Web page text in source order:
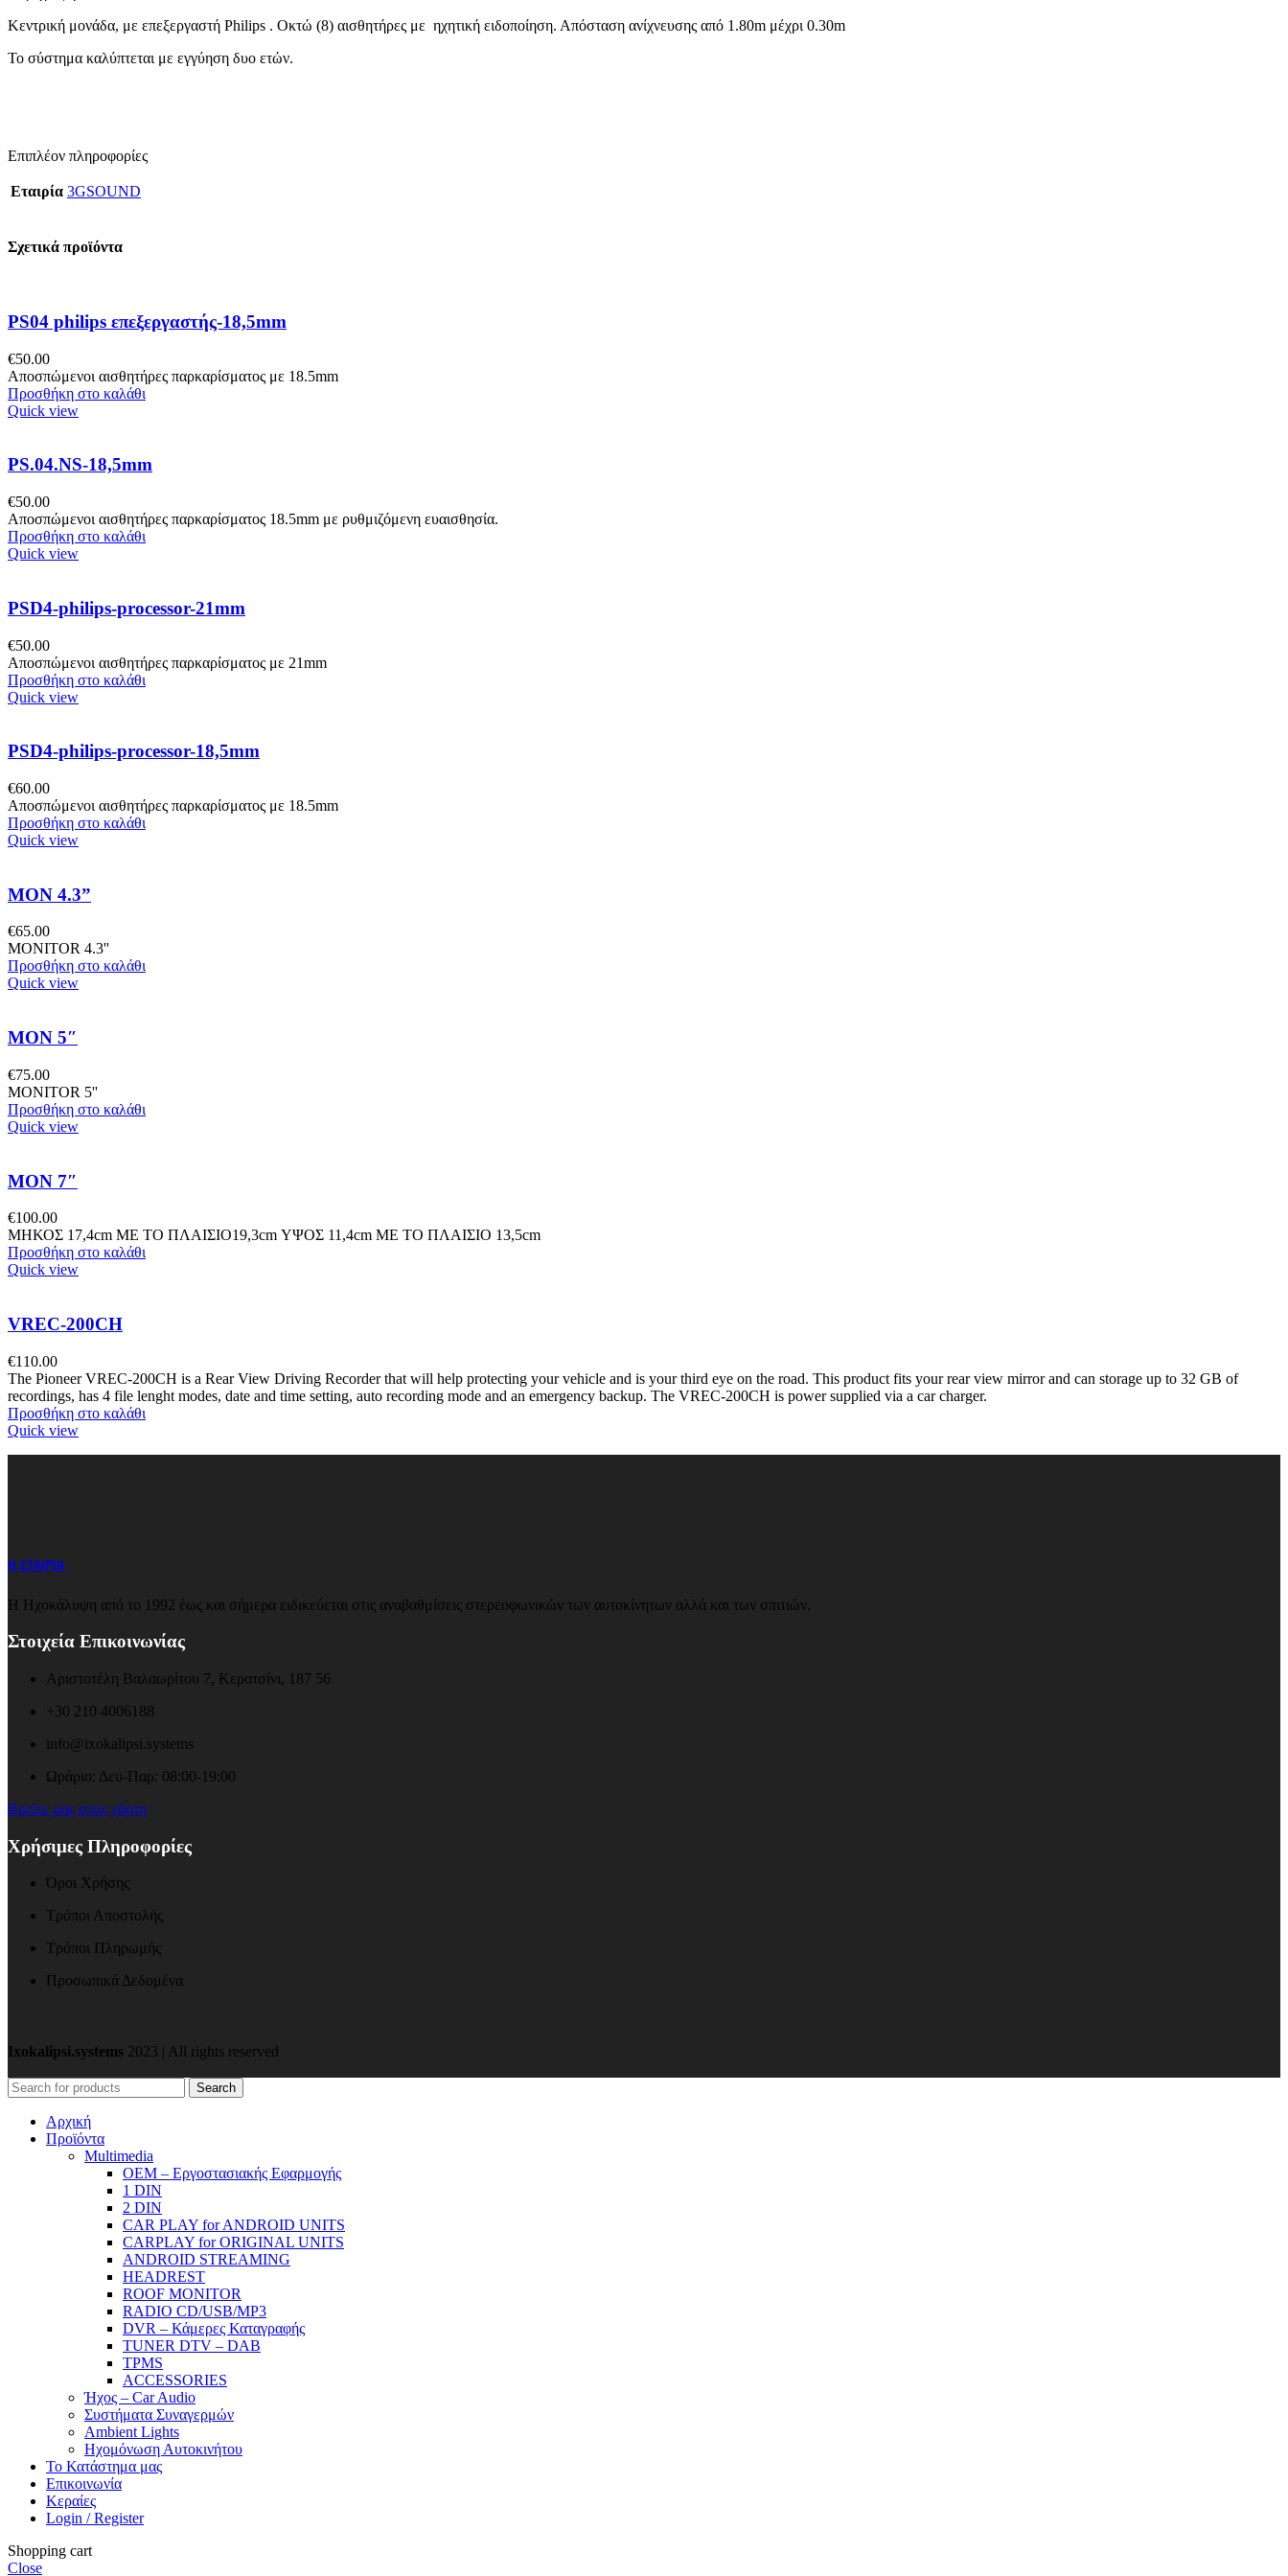
Κεντρική μονάδα, με επεξεργαστή Philips . Οκτώ (8) αισθητήρες με ηχητική ειδοποίηση. Απόσταση ανίχνευσης από 1.80m μέχρι 0.30m
Το σύστημα καλύπτεται με εγγύηση δυο ετών.
Επιπλέον πληροφορίες
Εταιρία 3GSOUND
Σχετικά προϊόντα
PS04 philips επεξεργαστής-18,5mm
€50.00
Aποσπώμενοι αισθητήρες παρκαρίσματος με 18.5mm
Προσθήκη στο καλάθι
Quick view
PS.04.NS-18,5mm
€50.00
Αποσπώμενοι αισθητήρες παρκαρίσματος 18.5mm με ρυθμιζόμενη ευαισθησία.
Προσθήκη στο καλάθι
Quick view
PSD4-philips-processor-21mm
€50.00
Aποσπώμενοι αισθητήρες παρκαρίσματος με 21mm
Προσθήκη στο καλάθι
Quick view
PSD4-philips-processor-18,5mm
€60.00
Aποσπώμενοι αισθητήρες παρκαρίσματος με 18.5mm
Προσθήκη στο καλάθι
Quick view
MON 4.3”
€65.00
MONITOR 4.3''
Προσθήκη στο καλάθι
Quick view
MON 5″
€75.00
MONITOR 5''
Προσθήκη στο καλάθι
Quick view
MON 7″
€100.00
ΜΗΚΟΣ 17,4cm ME TO ΠΛΑΙΣΙΟ19,3cm ΥΨΟΣ 11,4cm ΜΕ ΤΟ ΠΛΑΙΣΙΟ 13,5cm
Προσθήκη στο καλάθι
Quick view
VREC-200CH
€110.00
The Pioneer VREC-200CH is a Rear View Driving Recorder that will help protecting your vehicle and is your third eye on the road. This product fits your rear view mirror and can storage up to 32 GB of
recordings, has 4 file lenght modes, date and time setting, auto recording mode and an emergency backup. The VREC-200CH is power supplied via a car charger.
Προσθήκη στο καλάθι
Quick view
Η ΕΤΑΙΡΙΑ
Η Ηχοκάλυψη από το 1992 έως και σήμερα ειδικεύεται στις αναβαθμίσεις στερεοφωνικών των αυτοκίνητων αλλά και των σπιτιών.
Στοιχεία Επικοινωνίας
Αριστοτέλη Βαλαωρίτου 7, Κερατσίνι, 187 56
+30 210 4006188
info@ixokalipsi.systems
Ωράριο: Δευ-Παρ: 08:00-19:00
Βρείτε μας στον χάρτη
Χρήσιμες Πληροφορίες
Όροι Χρήσης
Τρόποι Αποστολής
Τρόποι Πληρωμής
Προσωπικά Δεδομένα
Ixokalipsi.systems 2023 | All rights reserved
Search
Αρχική
Προϊόντα
Μultimedia
OEM – Εργοστασιακής Εφαρμογής
1 DIN
2 DIN
CAR PLAY for ANDROID UNITS
CARPLAY for ORIGINAL UNITS
ANDROID STREAMING
HEADREST
ROOF MONITOR
RADIO CD/USB/MP3
DVR – Κάμερες Καταγραφής
TUNER DTV – DAB
TPMS
ACCESSORIES
Ήχος – Car Audio
Συστήματα Συναγερμών
Ambient Lights
Hχομόνωση Αυτοκινήτου
Το Κατάστημα μας
Επικοινωνία
Κεραίες
Login / Register
Shopping cart
Close